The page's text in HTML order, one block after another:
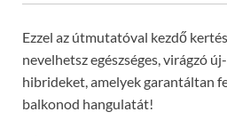
Ezzel az útmutatóval kezdő
nevelhetsz egészséges, virágzó
hibrideket, amelyek garantáltan
balkonod hangulatát!